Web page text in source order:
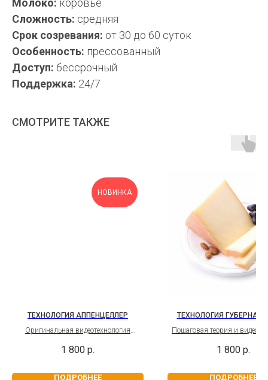
Молоко: коровье
Сложность: средняя
Срок созревания: от 30 до 60 суток
Особенность: прессованный
Доступ: бессрочный
Поддержка: 24/7
СМОТРИТЕ ТАКЖЕ
НОВИНКА
ТЕХНОЛОГИЯ АППЕНЦЕЛЛЕР
Оригинальная видеотехнология
Бессрочный доступ
1 800 р.
ПОДРОБНЕЕ
ТЕХНОЛОГИЯ
Пошаговая теория и
ореховым1 800 р.
ПОДРОБНЕЕ